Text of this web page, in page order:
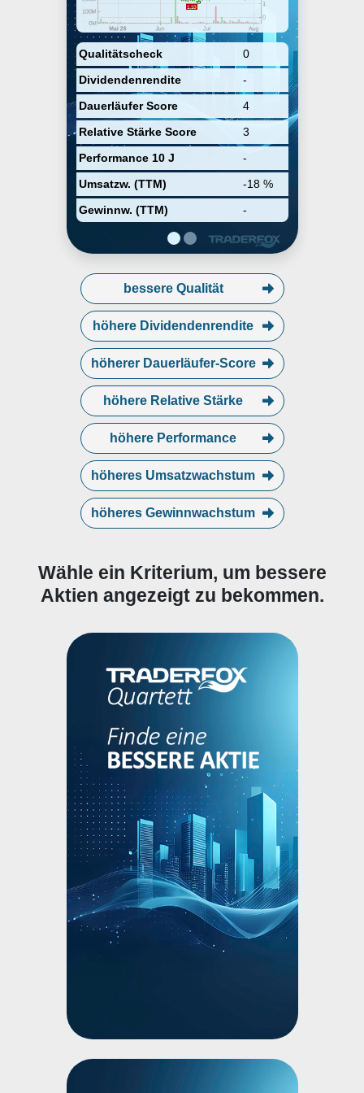
Qualitätscheck
0
Dividendenrendite
-
Dauerläufer Score
4
Relative Stärke Score
3
Performance 10 J
-
Umsatzw. (TTM)
-18 %
Gewinnw. (TTM)
-
bessere Qualität
höhere Dividendenrendite
höherer Dauerläufer-Score
höhere Relative Stärke
höhere Performance
höheres Umsatzwachstum
höheres Gewinnwachstum
Wähle ein Kriterium, um bessere
Aktien angezeigt zu bekommen.